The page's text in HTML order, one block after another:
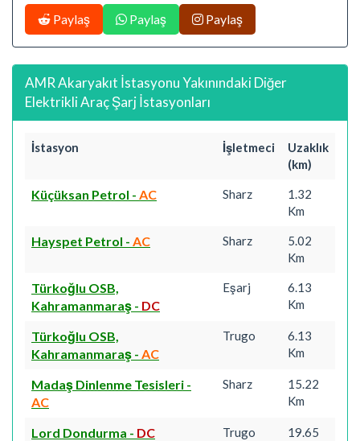
Paylaş Paylaş Paylaş
AMR Akaryakıt İstasyonu Yakınındaki Diğer
Elektrikli Araç Şarj İstasyonları
İstasyon İşletmeci
Uzaklık
(km)
Küçüksan Petrol - AC Sharz
1.32
Km
Hayspet Petrol - AC Sharz
5.02
Km
Türkoğlu OSB,
Kahramanmaraş - DC
Eşarj
6.13
Km
Türkoğlu OSB,
Kahramanmaraş - AC
Trugo
6.13
Km
Madaş Dinlenme Tesisleri -
AC
Sharz
15.22
Km
Lord Dondurma - DC Trugo
19.65